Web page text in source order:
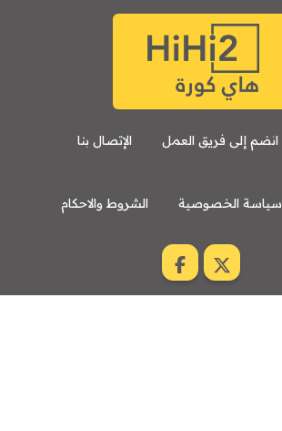
انضم إلى فريق العمل الإتصال بنا
سياسة الخصوصية الشروط والاحكام